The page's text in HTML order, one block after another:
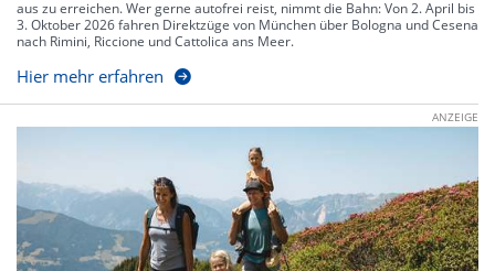
aus zu erreichen. Wer gerne autofrei reist, nimmt die Bahn: Von 2. April bis
3. Oktober 2026 fahren Direktzüge von München über Bologna und Cesena
nach Rimini, Riccione und Cattolica ans Meer.
Hier mehr erfahren
ANZEIGE